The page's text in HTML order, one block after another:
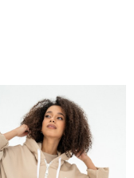
opinie
pozytywne, jak i
w naszym
Zgłoś nielegalną treść